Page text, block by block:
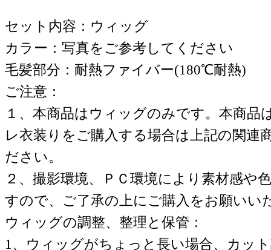
セット内容：ウィッグ
カラー：写真をご参考してください
毛髪部分：耐熱ファイバー(180℃耐熱)
ご注意：
１、本商品はウィッグのみです。本商
レ衣装りをご購入する場合は上記の関連
ださい。
２、撮影環境、ＰＣ環境により素材感や
すので、ご了承の上にご購入をお願いい
ウィッグの調整、整理と保管：
1、ウィッグがちょっと長い場合、カッ